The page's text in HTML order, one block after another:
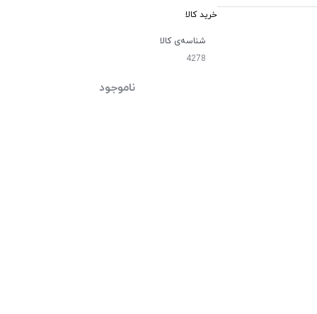
خرید کالا
شناسه‌ی کالا
4278
ناموجود